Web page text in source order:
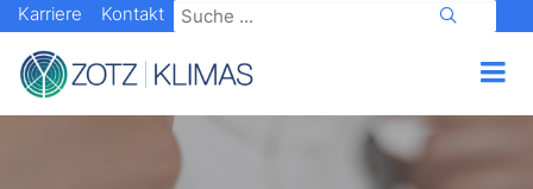
Karriere Kontakt